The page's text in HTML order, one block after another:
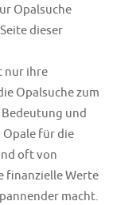
Opalsuche
dieser
nur ihre
Opalsuche zum
und
für die
oft von
finanzielle Werte
macht.